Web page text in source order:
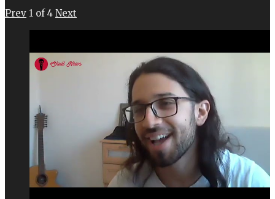
Prev 1 of 4 Next